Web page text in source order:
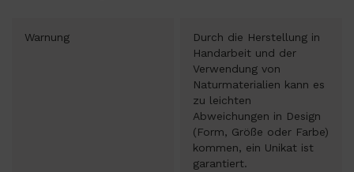
Warnung
Durch die Herstellung in
Handarbeit und der
Verwendung von
Naturmaterialien kann es
zu leichten
Abweichungen in Design
(Form, Größe oder Farbe)
kommen, ein Unikat ist
garantiert.